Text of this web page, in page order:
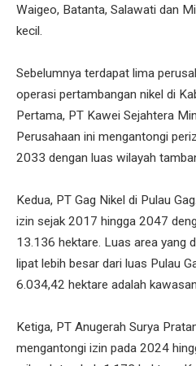
Waigeo, Batanta, Salawati dan
kecil.
Sebelumnya terdapat lima
operasi pertambangan nikel di
Pertama, PT Kawei Sejahtera
Perusahaan ini mengantongi
2033 dengan luas wilayah
Kedua, PT Gag Nikel di Pulau
izin sejak 2017 hingga 2047
13.136 hektare. Luas area yang
lipat lebih besar dari luas Pulau
6.034,42 hektare adalah
Ketiga, PT Anugerah Surya
mengantongi izin pada 2024